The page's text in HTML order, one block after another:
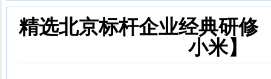
精选北京标杆企业经典研修
小米】